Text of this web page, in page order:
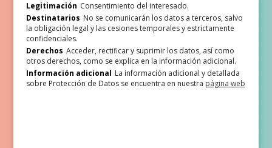
Legitimación Consentimiento del interesado.
Destinatarios No se comunicarán los datos a terceros, salvo
la obligación legal y las cesiones temporales y estrictamente
confidenciales.
Derechos Acceder, rectificar y suprimir los datos, así como
otros derechos, como se explica en la información adicional.
Información adicional La información adicional y detallada
sobre Protección de Datos se encuentra en nuestra página web